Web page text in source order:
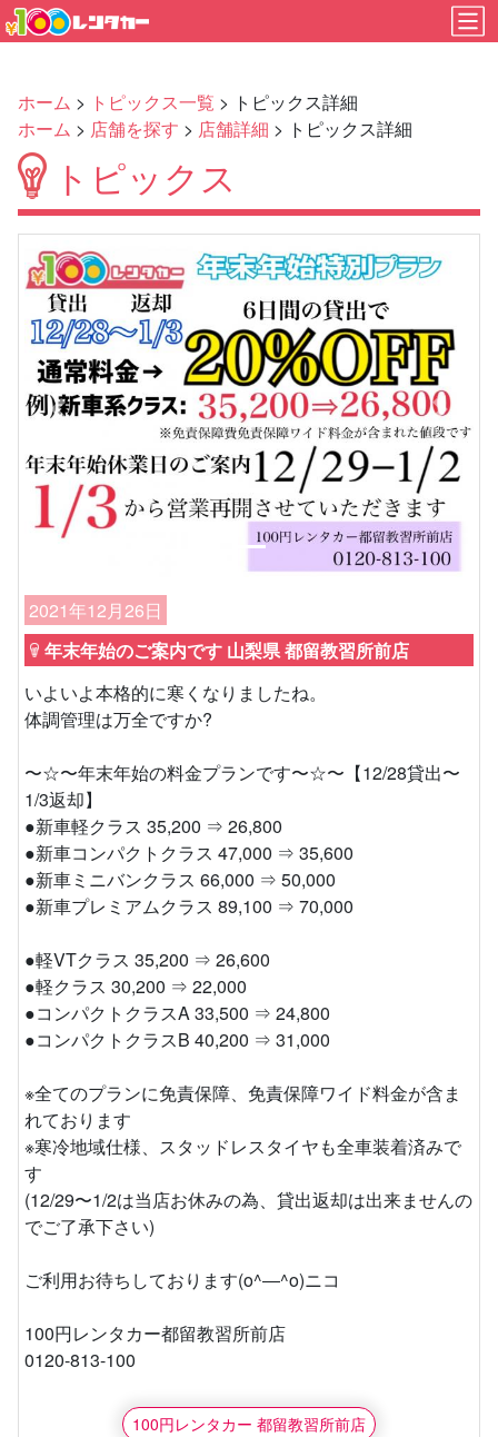
ホーム > トピックス一覧 > トピックス詳細
ホーム > 店舗を探す > 店舗詳細 > トピックス詳細
トピックス
Previous Next
2021年12月26日
年末年始のご案内です 山梨県 都留教習所前店
いよいよ本格的に寒くなりましたね。
体調管理は万全ですか?
〜☆〜年末年始の料金プランです〜☆〜【12/28貸出〜
1/3返却】
●新車軽クラス 35,200 ⇒ 26,800
●新車コンパクトクラス 47,000 ⇒ 35,600
●新車ミニバンクラス 66,000 ⇒ 50,000
●新車プレミアムクラス 89,100 ⇒ 70,000
●軽VTクラス 35,200 ⇒ 26,600
●軽クラス 30,200 ⇒ 22,000
●コンパクトクラスA 33,500 ⇒ 24,800
●コンパクトクラスB 40,200 ⇒ 31,000
※全てのプランに免責保障、免責保障ワイド料金が含ま
れております
※寒冷地域仕様、スタッドレスタイヤも全車装着済みで
す
(12/29〜1/2は当店お休みの為、貸出返却は出来ませんの
でご了承下さい)
ご利用お待ちしております(o^―^o)ニコ
100円レンタカー都留教習所前店
0120-813-100
100円レンタカー 都留教習所前店